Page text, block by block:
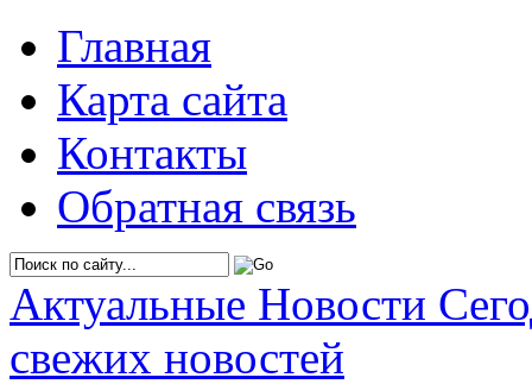
Главная
Карта сайта
Контакты
Обратная связь
Актуальные Новости
свежих новостей